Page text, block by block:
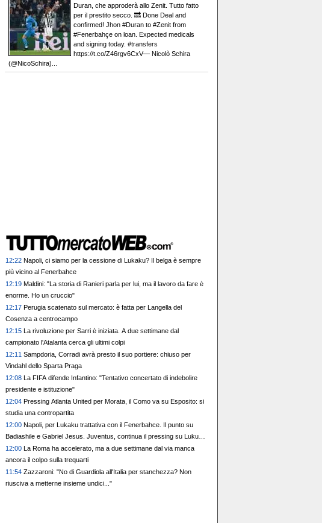
Duran, che approderà allo Zenit. Tutto fatto
per il prestito secco. 🔜 Done Deal and
confirmed! Jhon #Duran to #Zenit from
#Fenerbahçe on loan. Expected medicals
and signing today. #transfers
https://t.co/Z46rgv6CxV— Nicolò Schira
(@NicoSchira)...
12:22 Napoli, ci siamo per la cessione di Lukaku? Il belga è sempre
più vicino al Fenerbahce
12:19 Maldini: "La storia di Ranieri parla per lui, ma il lavoro da fare è
enorme. Ho un cruccio"
12:17 Perugia scatenato sul mercato: è fatta per Langella del
Cosenza a centrocampo
12:15 La rivoluzione per Sarri è iniziata. A due settimane dal
campionato l'Atalanta cerca gli ultimi colpi
12:11 Sampdoria, Corradi avrà presto il suo portiere: chiuso per
Vindahl dello Sparta Praga
12:08 La FIFA difende Infantino: "Tentativo concertato di indebolire
presidente e istituzione"
12:04 Pressing Atlanta United per Morata, il Como va su Esposito: si
studia una contropartita
12:00 Napoli, per Lukaku trattativa con il Fenerbahce. Il punto su
Badiashile e Gabriel Jesus. Juventus, continua il pressing su Lukumi
e in attacco si insiste per Zirkzee. Per Suzuki offerta da 35 milioni del
Psg
12:00 La Roma ha accelerato, ma a due settimane dal via manca
ancora il colpo sulla trequarti
11:54 Zazzaroni: "No di Guardiola all'Italia per stanchezza? Non
riusciva a metterne insieme undici..."